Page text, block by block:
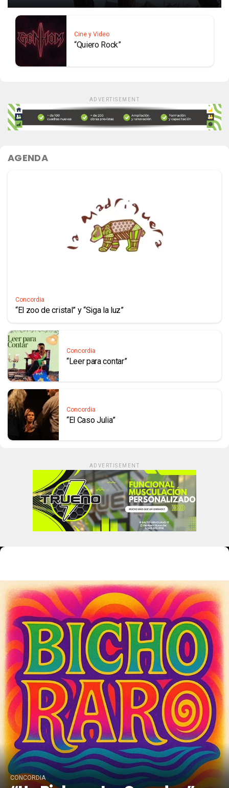
Cine y Video
“Quiero Rock”
ADVERTISEMENT
AGENDA
Concordia
“El zoo de cristal” y “Siga la luz”
Concordia
“Leer para contar”
Concordia
“El Caso Julia”
ADVERTISEMENT
CONCORDIA